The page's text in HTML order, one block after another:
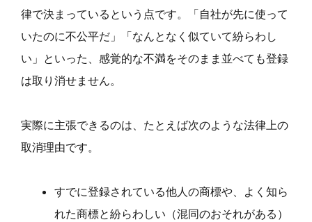
律で決まっているという点です。「自社が先に使って
いたのに不公平だ」「なんとなく似ていて紛らわし
い」といった、感覚的な不満をそのまま並べても登録
は取り消せません。
実際に主張できるのは、たとえば次のような法律上の
取消理由です。
すでに登録されている他人の商標や、よく知ら
れた商標と紛らわしい（混同のおそれがある）